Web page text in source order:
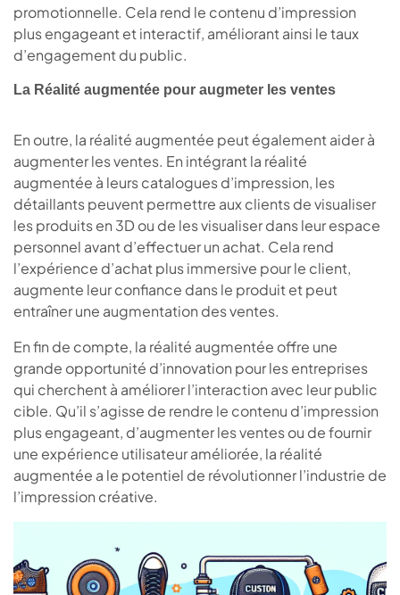
promotionnelle. Cela rend le contenu d’impression
plus engageant et interactif, améliorant ainsi le taux
d’engagement du public.
La Réalité augmentée pour augmeter les ventes
En outre, la réalité augmentée peut également aider à
augmenter les ventes. En intégrant la réalité
augmentée à leurs catalogues d’impression, les
détaillants peuvent permettre aux clients de visualiser
les produits en 3D ou de les visualiser dans leur espace
personnel avant d’effectuer un achat. Cela rend
l’expérience d’achat plus immersive pour le client,
augmente leur confiance dans le produit et peut
entraîner une augmentation des ventes.
En fin de compte, la réalité augmentée offre une
grande opportunité d’innovation pour les entreprises
qui cherchent à améliorer l’interaction avec leur public
cible. Qu’il s’agisse de rendre le contenu d’impression
plus engageant, d’augmenter les ventes ou de fournir
une expérience utilisateur améliorée, la réalité
augmentée a le potentiel de révolutionner l’industrie de
l’impression créative.